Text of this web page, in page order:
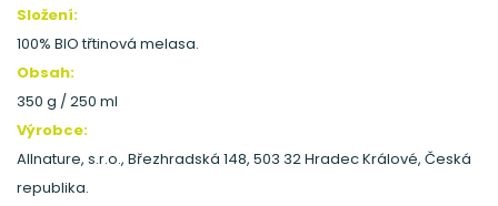
Složení:
100% BIO třtinová melasa.
Obsah:
350 g / 250 ml
Výrobce:
Allnature, s.r.o., Březhradská 148, 503 32 Hradec Králové, Česká
republika.